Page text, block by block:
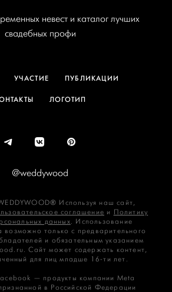
невест и каталог лучших
свадебных профи
УЧАСТИЕ ПУБЛИКАЦИИ
ЛОГОТИП
@weddywood
Используя наш сайт,
соглашение и
Политику
данных. Использование
возможно только с предварительного
и обязательным указанием
Сайт может содержать контент,
для лиц младше 16‑ти лет.
— продукты компании Meta
в Российской Федерации